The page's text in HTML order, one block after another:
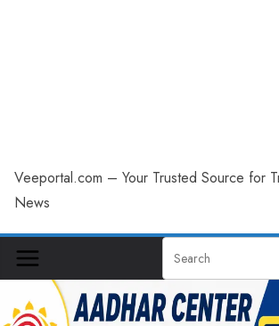
Veeportal.com – Your Trusted Source for
News